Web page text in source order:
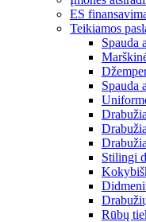
ES
Teikiamos
Spauda
Spauda
Stilingi
Rūbų